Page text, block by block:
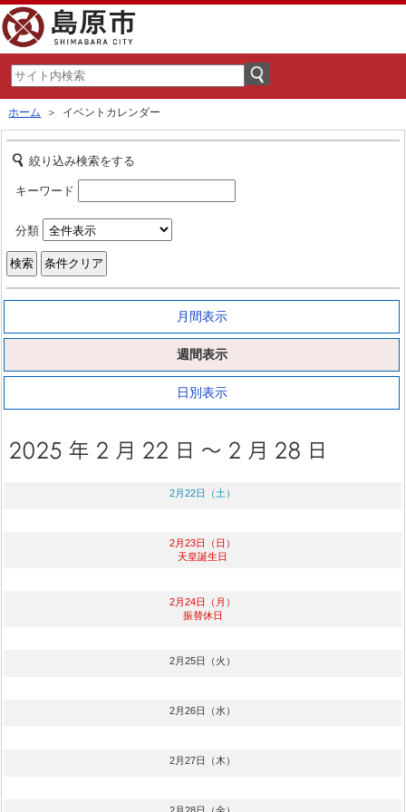
ホーム ＞ イベントカレンダー
絞り込み検索をする
キーワード
分類
月間表示
週間表示
日別表示
2月22日（土）
2月23日（日）
天皇誕生日
2月24日（月）
振替休日
2月25日（火）
2月26日（水）
2月27日（木）